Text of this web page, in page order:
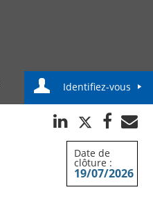
Identifiez-vous
Date de
clôture :
19/07/2026